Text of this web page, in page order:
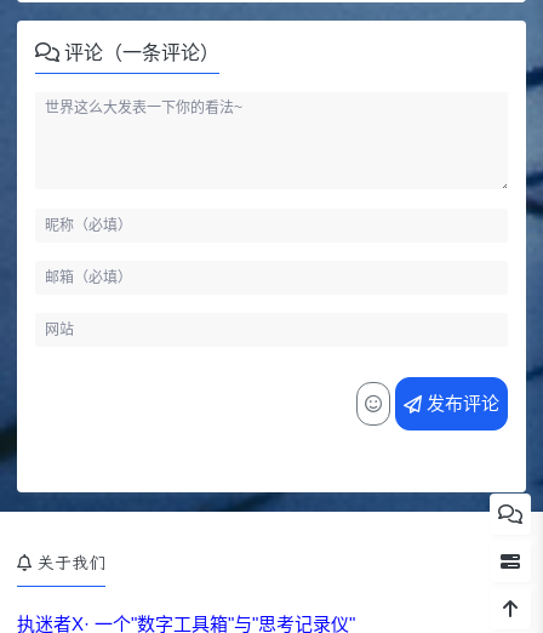
评论（一条评论）
发布评论
关于我们
执迷者X· 一个"数字工具箱"与"思考记录仪"